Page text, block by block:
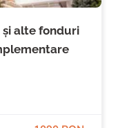
și alte fonduri